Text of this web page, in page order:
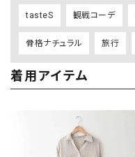
tasteS 観戦コーデ
骨格ナチュラル 旅行
着用アイテム